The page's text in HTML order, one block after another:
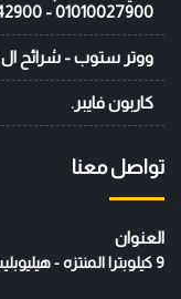
01010027900 - 01010042900
ووتر ستوب - شرائح ال PVC لمنع تسرب المياه - 01000104095.
كاربون فايبر.
تواصل معنا
العنوان
9 كيلوبترا المنتزه - هيليوبليس - مصر الجديده